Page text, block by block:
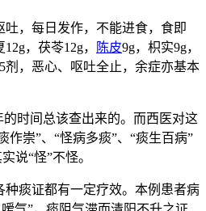
，每日发作，不能进食，食即
，茯苓12g，
陈皮9g，枳实9g，
剂，恶心、呕吐全止，余症亦基本
时间总该查出来的。而西医对这
崇”、“怪病多痰”、“痰生百病”
说“怪”不怪。
痰证都有一定疗效。本例患者病